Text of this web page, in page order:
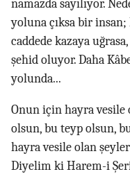
namazda sayılıyor.
yoluna çıksa bir insan;
caddede kazaya
şehid oluyor. Daha
yolunda...
Onun için hayra vesile
olsun, bu teyp olsun,
hayra vesile olan
Diyelim ki Harem-i